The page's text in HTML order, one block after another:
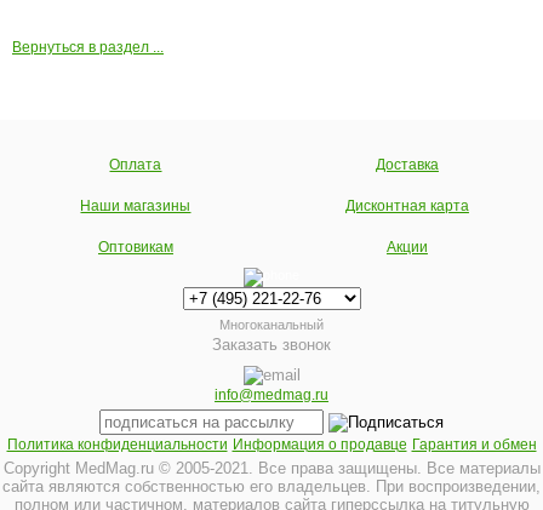
Вернуться в раздел ...
Оплата Доставка
Наши магазины Дисконтная карта
Оптовикам Акции
Многоканальный
Заказать звонок
info@medmag.ru
Политика конфиденциальности Информация о продавце Гарантия и обмен
Copyright MedMag.ru © 2005-2021. Все права защищены. Все материалы
сайта являются собственностью его владельцев. При воспроизведении,
полном или частичном, материалов сайта гиперссылка на титульную